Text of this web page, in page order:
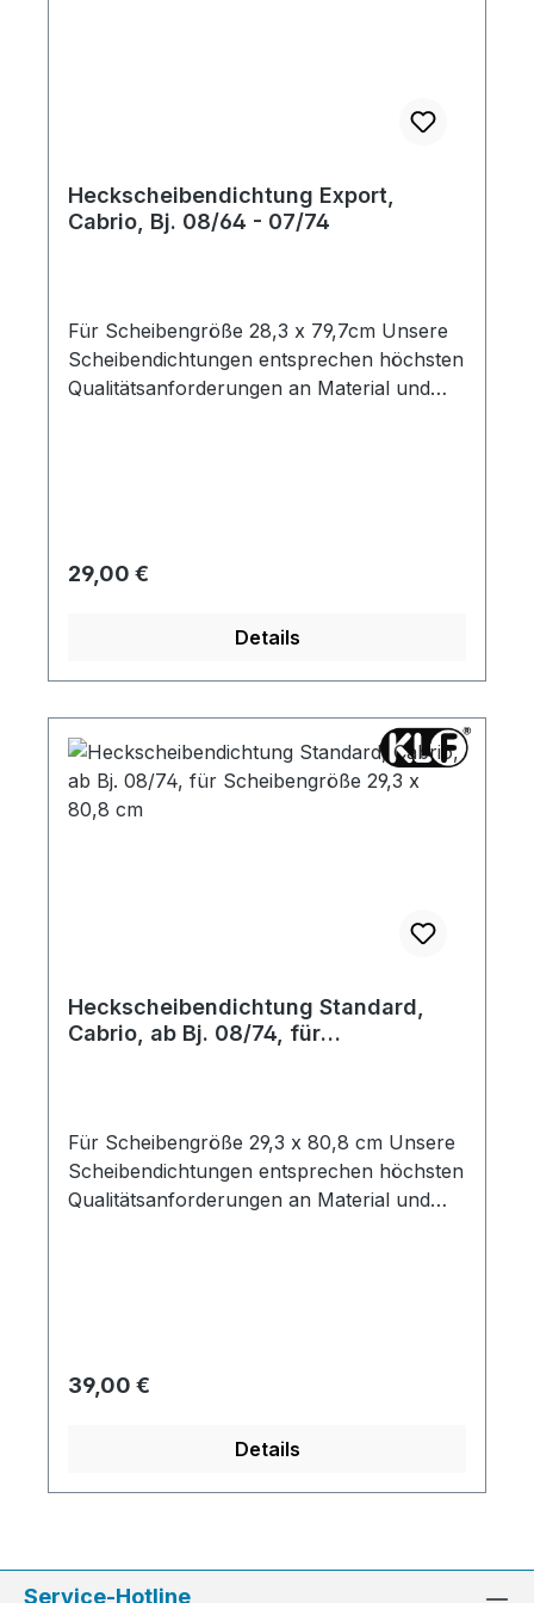
Heckscheibendichtung Export,
Cabrio, Bj. 08/64 - 07/74
Für Scheibengröße 28,3 x 79,7cm Unsere
Scheibendichtungen entsprechen höchsten
Qualitätsanforderungen an Material und
Regulärer Preis:
29,00 €
Details
Heckscheibendichtung Standard,
Cabrio, ab Bj. 08/74, für
Für Scheibengröße 29,3 x 80,8 cm Unsere
Scheibendichtungen entsprechen höchsten
Qualitätsanforderungen an Material und
Regulärer Preis:
39,00 €
Details
Service-Hotline